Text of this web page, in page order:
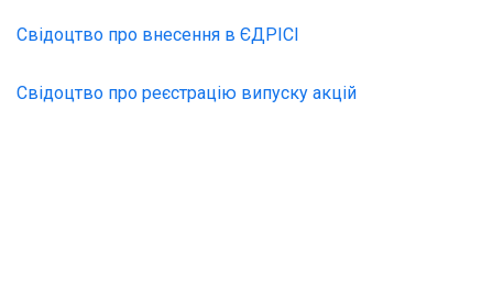
Свідоцтво про внесення в ЄДРІСІ
Свідоцтво про реєстрацію випуску акцій